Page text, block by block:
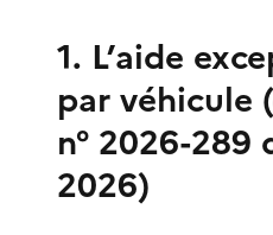
1. L’aide
par véhicule
n° 2026-289
2026)